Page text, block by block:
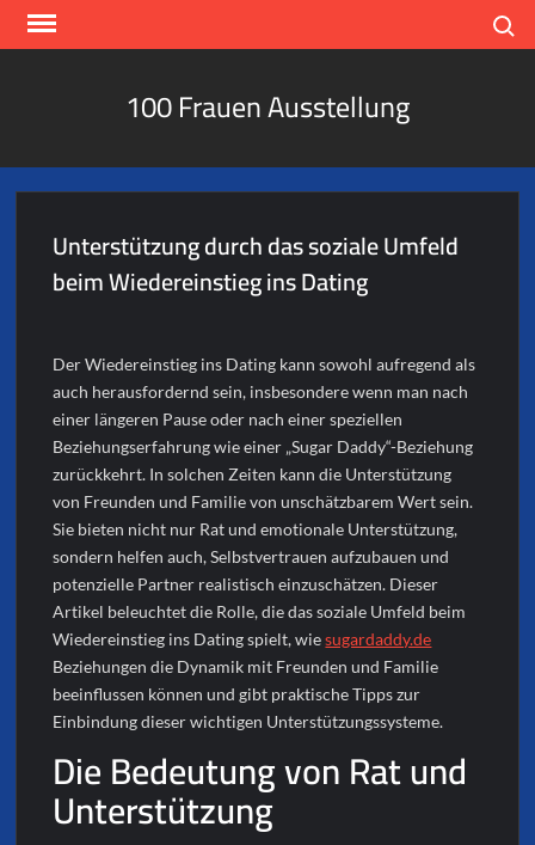
Skip
100 Frauen Ausstellung
Unterstützung durch das soziale Umfeld
beim Wiedereinstieg ins Dating
Der Wiedereinstieg ins Dating kann sowohl aufregend als
auch herausfordernd sein, insbesondere wenn man nach
einer längeren Pause oder nach einer speziellen
Beziehungserfahrung wie einer „Sugar Daddy“-Beziehung
zurückkehrt. In solchen Zeiten kann die Unterstützung
von Freunden und Familie von unschätzbarem Wert sein.
Sie bieten nicht nur Rat und emotionale Unterstützung,
sondern helfen auch, Selbstvertrauen aufzubauen und
potenzielle Partner realistisch einzuschätzen. Dieser
Artikel beleuchtet die Rolle, die das soziale Umfeld beim
Wiedereinstieg ins Dating spielt, wiesugardaddy.de
Beziehungen die Dynamik mit Freunden und Familie
beeinflussen können und gibt praktische Tipps zur
Einbindung dieser wichtigen Unterstützungssysteme.
Die Bedeutung von Rat und
Unterstützung